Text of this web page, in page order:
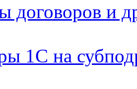
договоров и
1С на